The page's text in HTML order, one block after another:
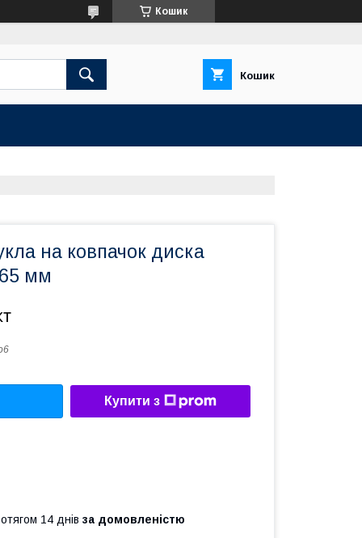
Кошик
Кошик
на ковпачок диска
мм
Купити з
14 днів за домовленістю